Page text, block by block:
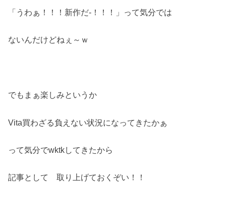
「うわぁ！！！新作だ‐！！！」って気分では
ないんだけどねぇ～ｗ
でもまぁ楽しみというか
Vita買わざる負えない状況になってきたかぁ
って気分でwktkしてきたから
記事として 取り上げておくぞい！！